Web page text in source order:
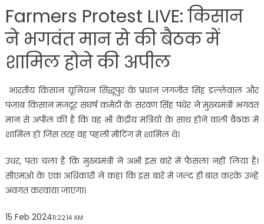
Farmers Protest LIVE: किसान
ने भगवंत मान से की बैठक में
शामिल होने की अपील
भारतीय किसान यूनियन सिद्धूपुर के प्रधान जगजीत सिंह डल्लेवाल और
पंजाब किसान मजदूर संघर्ष कमेटी के सरवण सिंह पंधेर ने मुख्यमंत्री भगवंत
मान से अपील की है कि वह भी केंद्रीय मंत्रियों के साथ होने वाली बैठक में
शामिल हों जिस तरह वह पहली मीटिंग में शामिल थे।
उधर, पता चला है कि मुख्यमंत्री ने अभी इस बारे में फैसला नहीं लिया है।
सीएमओ के एक अधिकारी ने कहा कि इस बारे में जल्द ही बात करके उन्हें
अवगत करवाया जाएगा।
15 Feb 202411:22:14 AM